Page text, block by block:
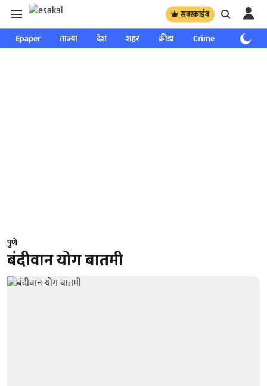
सबस्क्राईब
Epaper ताज्या देश शहर क्रीडा Crime साप्ताहिक
पुणे
बंदीवान योग बातमी